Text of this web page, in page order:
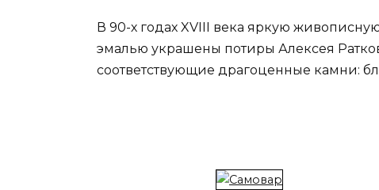
В 90-х годах XVIII века яркую
эмалью украшены потиры Алексея
соответствующие драгоценные камни: